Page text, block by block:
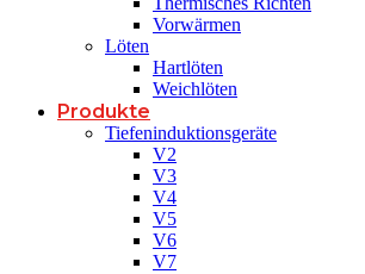
Vorwärmen
Löten
Hartlöten
Weichlöten
Produkte
Tiefeninduktionsgeräte
V2
V3
V4
V5
V6
V7